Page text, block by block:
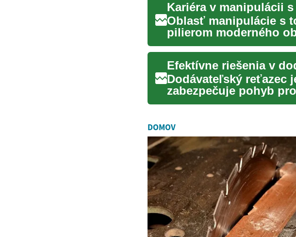
Kariéra v manipulácii
Oblasť manipulácie s
pilierom moderného
každý aspekt...
Efektívne riešenia v
Dodávateľský reťazec
zabezpečuje pohyb
konečnému
DOMOV